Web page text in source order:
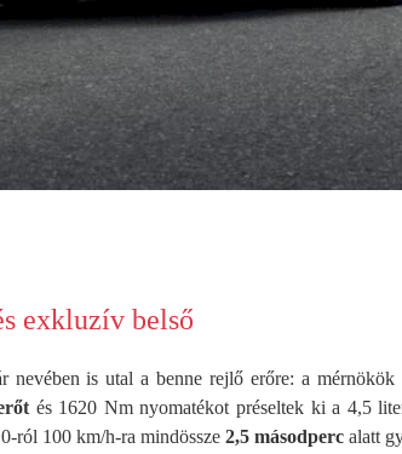
exkluzív belső
nevében is utal a benne rejlő erőre: a
és 1620 Nm nyomatékot préseltek ki a 4,5
ról 100 km/h-ra mindössze 2,5 másodperc alatt